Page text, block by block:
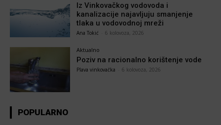
Iz Vinkovačkog vodovoda i
kanalizacije najavljuju smanjenje
tlaka u vodovodnoj mreži
Ana Tokić 6 kolovoza, 2026
Aktualno
Poziv na racionalno korištenje vode
Plava vinkovačka 6 kolovoza, 2026
POPULARNO